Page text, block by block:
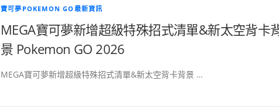
寶可夢POKEMON GO最新資訊
MEGA寶可夢新增超級特殊招式清單&新太空背卡
景 Pokemon GO 2026
MEGA寶可夢新增超級特殊招式清單&新太空背卡背景 …